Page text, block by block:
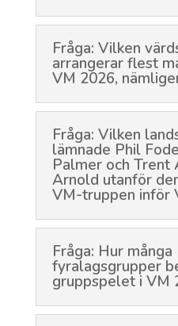
Fråga: Vilken
arrangerar flest
VM 2026,
Fråga: Vilken
lämnade Phil
Palmer och Trent
Arnold utanför
VM-truppen inför
Fråga: Hur många
fyralagsgrupper
gruppspelet i VM